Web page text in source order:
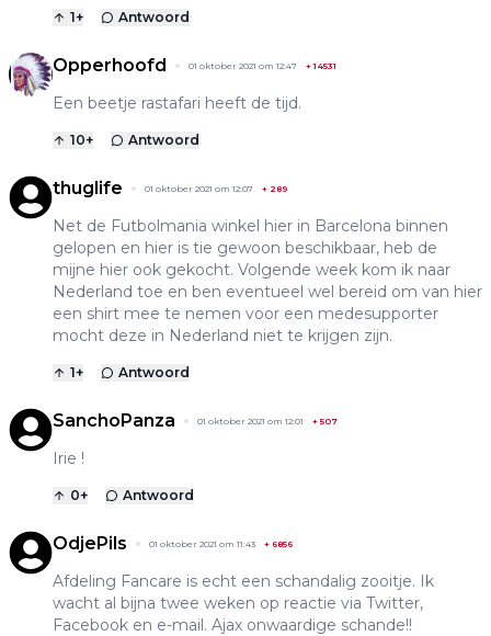
1+ Antwoord
Opperhoofd 01 oktober 2021 om 12:47 +14531
Een beetje rastafari heeft de tijd.
10+ Antwoord
thuglife 01 oktober 2021 om 12:07 + 289
Net de Futbolmania winkel hier in Barcelona binnen
gelopen en hier is tie gewoon beschikbaar, heb de
mijne hier ook gekocht. Volgende week kom ik naar
Nederland toe en ben eventueel wel bereid om van hier
een shirt mee te nemen voor een medesupporter
mocht deze in Nederland niet te krijgen zijn.
1+ Antwoord
SanchoPanza 01 oktober 2021 om 12:01 + 507
Irie !
0+ Antwoord
OdjePils 01 oktober 2021 om 11:43 + 6856
Afdeling Fancare is echt een schandalig zooitje. Ik
wacht al bijna twee weken op reactie via Twitter,
Facebook en e-mail. Ajax onwaardige schande!!